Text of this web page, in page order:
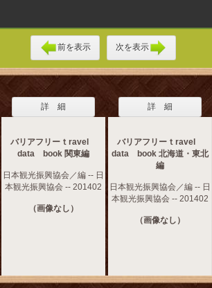
前を表示 次を表示
詳 細
バリアフリーｔravel
data book 関東編
日本観光振興協会／編 -- 日
本観光振興協会 -- 201402
（画像なし）
詳 細
バリアフリーｔravel
data book 北海道・東北
編
日本観光振興協会／編 -- 日
本観光振興協会 -- 201402
（画像なし）